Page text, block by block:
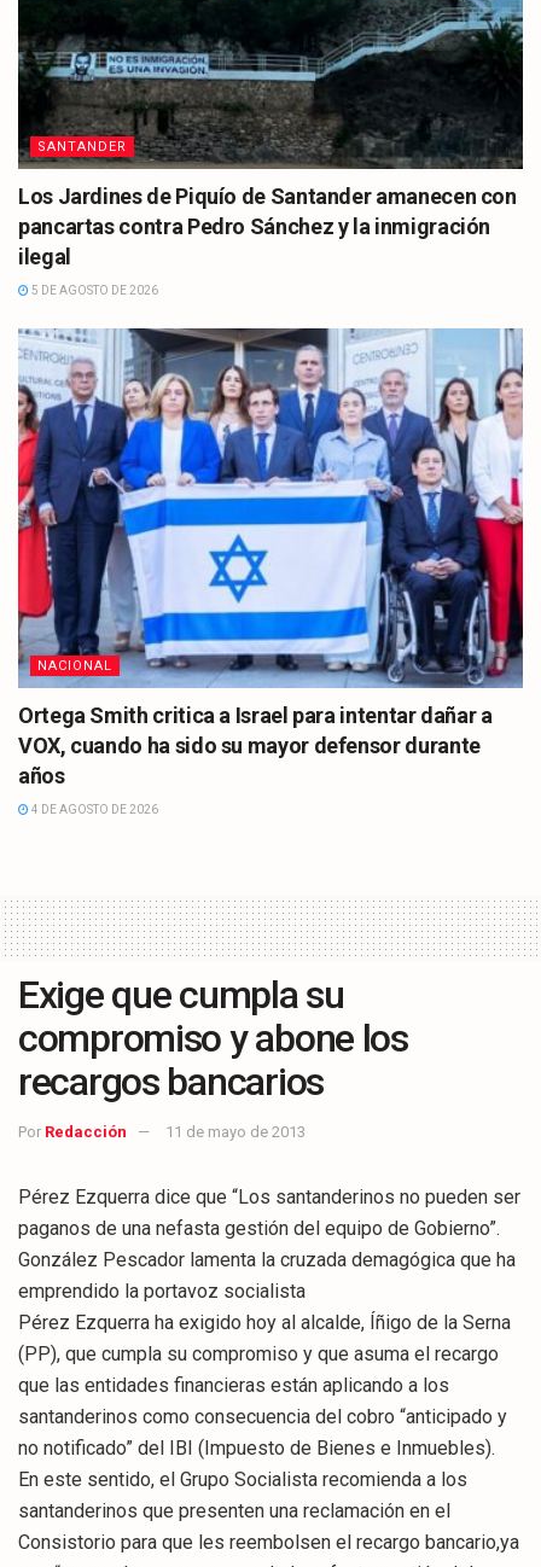
SANTANDER
Los Jardines de Piquío de Santander amanecen con
pancartas contra Pedro Sánchez y la inmigración
ilegal
5 DE AGOSTO DE 2026
NACIONAL
Ortega Smith critica a Israel para intentar dañar a
VOX, cuando ha sido su mayor defensor durante
años
4 DE AGOSTO DE 2026
Exige que cumpla su
compromiso y abone los
recargos bancarios
Por Redacción 11 de mayo de 2013
Pérez Ezquerra dice que “Los santanderinos no pueden ser
paganos de una nefasta gestión del equipo de Gobierno”.
González Pescador lamenta la cruzada demagógica que ha
emprendido la portavoz socialista
Pérez Ezquerra ha exigido hoy al alcalde, Íñigo de la Serna
(PP), que cumpla su compromiso y que asuma el recargo
que las entidades financieras están aplicando a los
santanderinos como consecuencia del cobro “anticipado y
no notificado” del IBI (Impuesto de Bienes e Inmuebles).
En este sentido, el Grupo Socialista recomienda a los
santanderinos que presenten una reclamación en el
Consistorio para que les reembolsen el recargo bancario,ya